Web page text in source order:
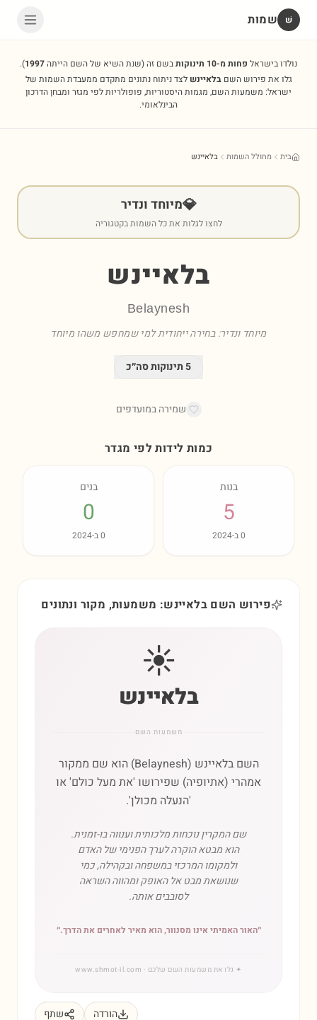
שׁ שמות
נולדו בישראל פחות מ-10 תינוקות בשם זה(שנת השיא של השם הייתה1997
).
גלו את פירוש השםבלאיינש לצד ניתוח נתונים מתקדם ממעבדת השמות של
ישראל: משמעות השם, מגמות היסטוריות, פופולריות לפי מגזר ומבחן הדרכון
הבינלאומי.
בית מחולל השמות בלאיינש
💎מיוחד ונדיר
לחצו לגלות את כל השמות בקטגוריה
בלאיינש
Belaynesh
מיוחד ונדיר: בחירה ייחודית למי שמחפש משהו מיוחד
5תינוקות סה״כ
שמירה במועדפים
כמות לידות לפי מגדר
בנות
5
0ב-2024
בנים
0
0ב-2024
פירוש השם בלאיינש: משמעות, מקור ונתונים
☀️
בלאיינש
משמעות השם
השם בלאיינש (Belaynesh) הוא שם ממקור
אמהרי (אתיופיה) שפירושו 'את מעל כולם' או
'הנעלה מכולן'.
שם המקרין נוכחות מלכותית וענווה בו-זמנית.
הוא מבטא הוקרה לערך הפנימי של האדם
ולמקומו המרכזי במשפחה ובקהילה, כמי
שנושאת מבט אל האופק ומהווה השראה
לסובבים אותה.
״האור האמיתי אינו מסנוור, הוא מאיר לאחרים את הדרך.״
✦ גלו את משמעות השם שלכם · www.shmot-il.com
הורדה שתף